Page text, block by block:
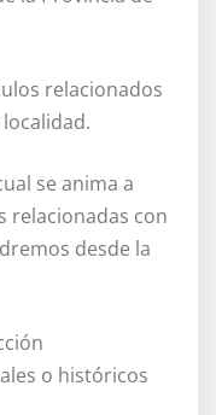
relacionados
se anima a
relacionadas con
desde la
o históricos